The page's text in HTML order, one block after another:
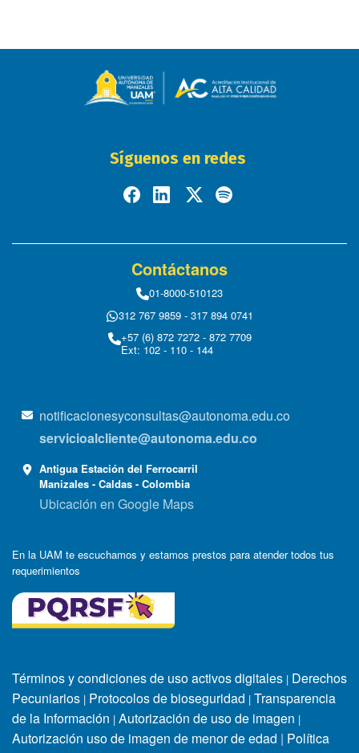
Síguenos en redes
Contáctanos
01-8000-510123
312 767 9859 - 317 894 0741
+57 (6) 872 7272 - 872 7709
Ext: 102 - 110 - 144
notificacionesyconsultas@autonoma.edu.co
servicioalcliente@autonoma.edu.co
Antigua Estación del Ferrocarril
Manizales - Caldas - Colombia
Ubicación en Google Maps
En la UAM te escuchamos y estamos prestos para atender todos tus
requerimientos
Términos y condiciones de uso activos digitales | Derechos
Pecuniarios | Protocolos de bioseguridad | Transparencia
de la Información | Autorización de uso de imagen |
Autorización uso de imagen de menor de edad | Política